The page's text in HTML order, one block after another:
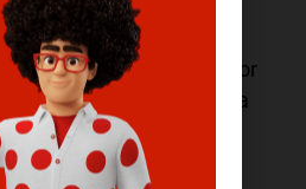
y queremos
tampoco lo haga.
Y es por
manos a la obra para
no deseadas.
allá con nuestro